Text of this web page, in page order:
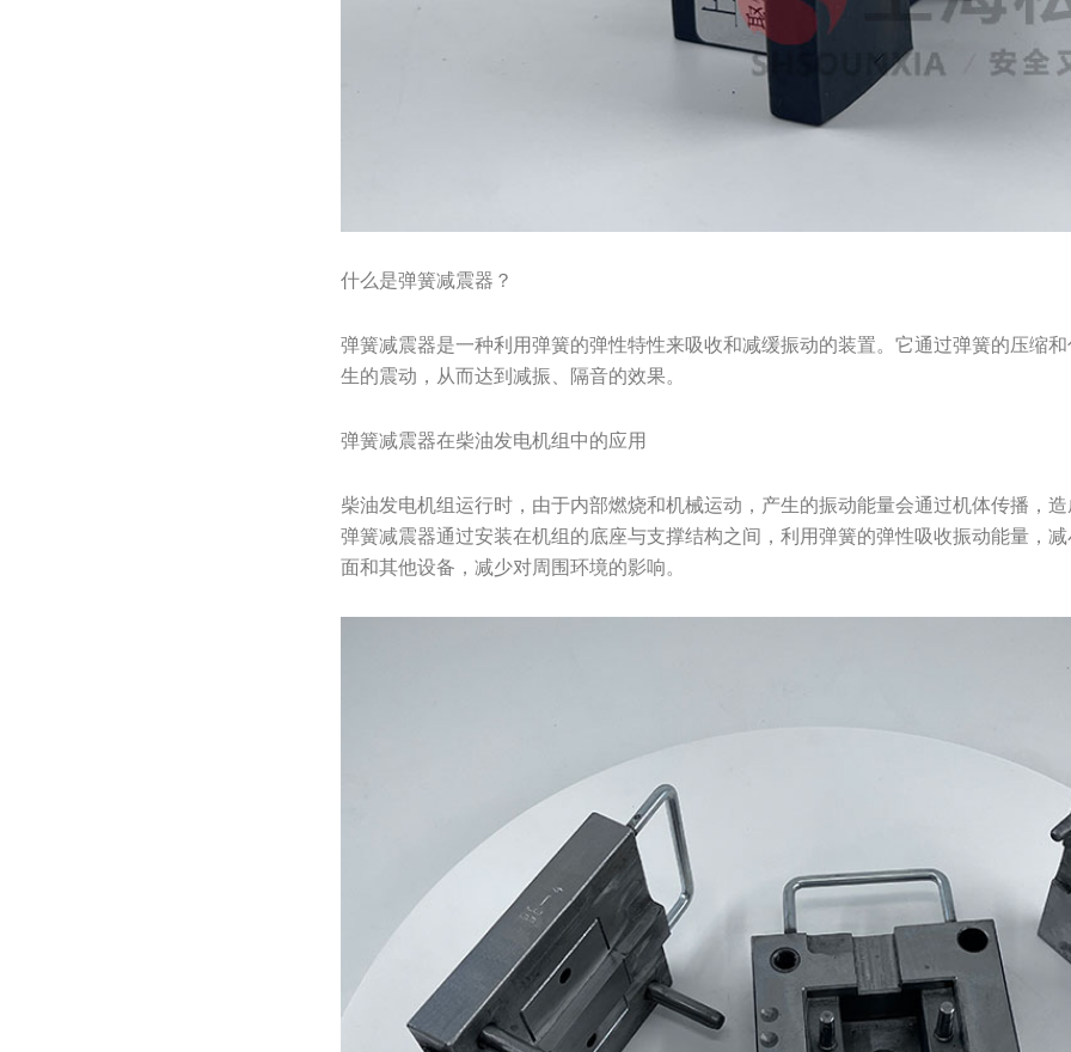
什么是弹簧减震器？
弹簧减震器是一种利用弹簧的弹性特性来吸收和减缓振动的装置。它通过弹簧的压缩
生的震动，从而达到减振、隔音的效果。
弹簧减震器在柴油发电机组中的应用
柴油发电机组运行时，由于内部燃烧和机械运动，产生的振动能量会通过机体传播，
弹簧减震器通过安装在机组的底座与支撑结构之间，利用弹簧的弹性吸收振动能量，
面和其他设备，减少对周围环境的影响。